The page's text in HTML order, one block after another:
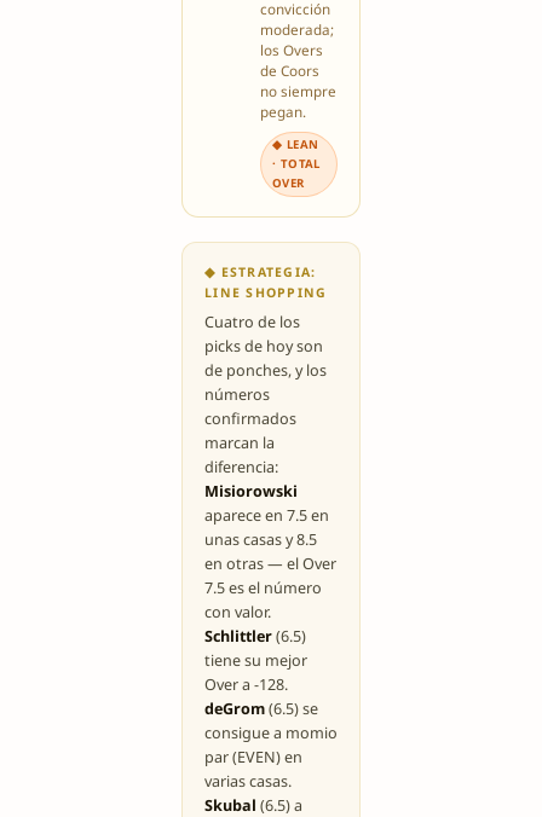
convicción
moderada;
los Overs
de Coors
no siempre
pegan.
◆ LEAN
· TOTAL
OVER
◆ ESTRATEGIA:
LINE SHOPPING
Cuatro de los
picks de hoy son
de ponches, y los
números
confirmados
marcan la
diferencia:
Misiorowski
aparece en 7.5 en
unas casas y 8.5
en otras — el Over
7.5 es el número
con valor.
Schlittler(6.5)
tiene su mejor
Over a -128.
deGrom(6.5) se
consigue a momio
par (EVEN) en
varias casas.
Skubal (6.5) a